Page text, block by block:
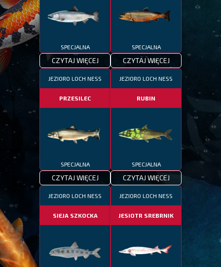
SPECJALNA
CZYTAJ WIĘCEJ
SPECJALNA
CZYTAJ WIĘCEJ
JEZIORO LOCH NESS
PRZESILEC
SPECJALNA
CZYTAJ WIĘCEJ
JEZIORO LOCH NESS
RUBIN
SPECJALNA
CZYTAJ WIĘCEJ
JEZIORO LOCH NESS
SIEJA SZKOCKA
JEZIORO LOCH NESS
JESIOTR SREBRNIK